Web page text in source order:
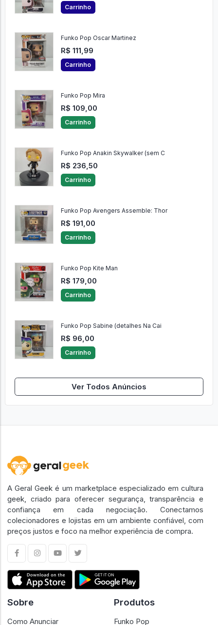
Carrinho
Funko Pop Oscar Martinez
R$ 111,99
Carrinho
Funko Pop Mira
R$ 109,00
Carrinho
Funko Pop Anakin Skywalker (sem C
R$ 236,50
Carrinho
Funko Pop Avengers Assemble: Thor
R$ 191,00
Carrinho
Funko Pop Kite Man
R$ 179,00
Carrinho
Funko Pop Sabine (detalhes Na Cai
R$ 96,00
Carrinho
Ver Todos Anúncios
A Geral Geek é um marketplace especializado em cultura
geek, criado para oferecer segurança, transparência e
confiança em cada negociação. Conectamos
colecionadores e lojistas em um ambiente confiável, com
preços justos e foco na melhor experiência de compra.
Sobre
Como Anunciar
Produtos
Funko Pop